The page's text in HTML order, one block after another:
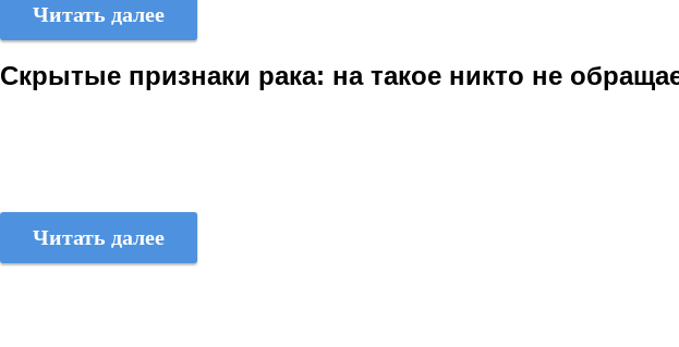
Читать далее
Скрытые признаки рака: на такое никто не
Читать далее